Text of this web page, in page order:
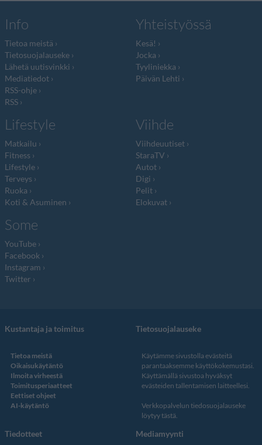
Info
Tietoa meistä
Tietosuojalauseke
Lähetä uutisvinkki
Mediatiedot
RSS-ohje
RSS
Yhteistyössä
Kesä!
Jocka
Tyyliniekka
Päivän Lehti
Lifestyle
Matkailu
Fitness
Lifestyle
Terveys
Ruoka
Koti & Asuminen
Viihde
Viihdeuutiset
StaraTV
Autot
Digi
Pelit
Elokuvat
Some
YouTube
Facebook
Instagram
Twitter
Kustantaja ja toimitus
Tietoa meistä
Oikaisukäytäntö
Ilmoita virheestä
Toimitusperiaatteet
Eettiset ohjeet
AI-käytäntö
Tietosuojalauseke
Käytämme sivustolla evästeitä
parantaaksemme käyttökokemustasi.
Käyttämällä sivustoa hyväksyt
evästeiden tallentamisen laitteellesi.
Verkkopalvelun tiedosuojalauseke
löytyy tästä
Tiedotteet Mediamyynti